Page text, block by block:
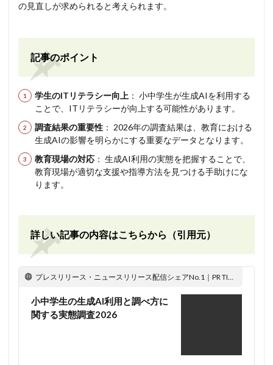
の見直しが求められると考えられます。
記事のポイント
学生のITリテラシー向上 ： 小中学生が生成AIを利用する
ことで、ITリテラシーが向上する可能性があります。
調査結果の重要性 ： 2026年の調査結果は、教育における
生成AIの影響を明らかにする重要なデータとなります。
教育現場の対応 ： 生成AI利用の実態を把握することで、
教育現場が適切な支援や指導方法を見つける手助けにな
ります。
詳しい記事の内容はこちらから（引用元）
プレスリリース・ニュースリリース配信シェアNo.1｜PR TIMES
小中学生の生成AI利用と調べ方に
関する実態調査2026